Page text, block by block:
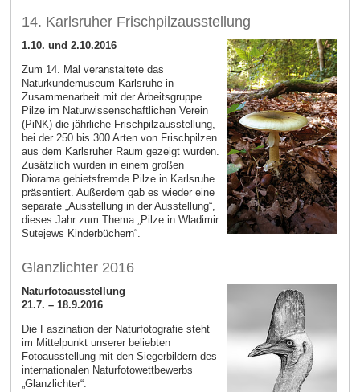
14. Karlsruher Frischpilzausstellung
1.10. und 2.10.2016
Zum 14. Mal veranstaltete das
Naturkundemuseum Karlsruhe in
Zusammenarbeit mit der Arbeitsgruppe
Pilze im Naturwissenschaftlichen Verein
(PiNK) die jährliche Frischpilzausstellung,
bei der 250 bis 300 Arten von Frischpilzen
aus dem Karlsruher Raum gezeigt wurden.
Zusätzlich wurden in einem großen
Diorama gebietsfremde Pilze in Karlsruhe
präsentiert. Außerdem gab es wieder eine
separate „Ausstellung in der Ausstellung“,
dieses Jahr zum Thema „Pilze in Wladimir
Sutejews Kinderbüchern“.
Glanzlichter 2016
Naturfotoausstellung
21.7. – 18.9.2016
Die Faszination der Naturfotografie steht
im Mittelpunkt unserer beliebten
Fotoausstellung mit den Siegerbildern des
internationalen Naturfotowettbewerbs
„Glanzlichter“.